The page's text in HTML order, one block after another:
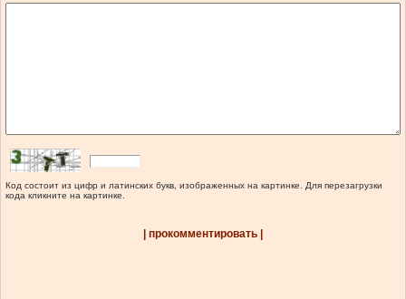
Код состоит из цифр и латинских букв, изображенных на картинке. Для перезагрузки
кода кликните на картинке.
| прокомментировать |